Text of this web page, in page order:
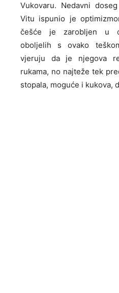
Vukovaru. Nedavni
Vitu ispunio je
češće je zarobljen u
oboljelih s ovako
vjeruju da je njegova
rukama, no najteže tek
stopala, moguće i kukova,